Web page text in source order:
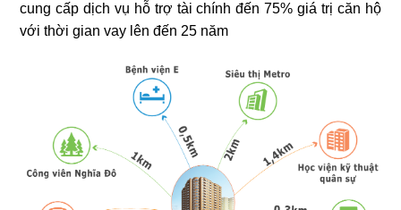
cung cấp dịch vụ hỗ trợ tài chính đến 75% giá trị căn hộ
với thời gian vay lên đến 25 năm